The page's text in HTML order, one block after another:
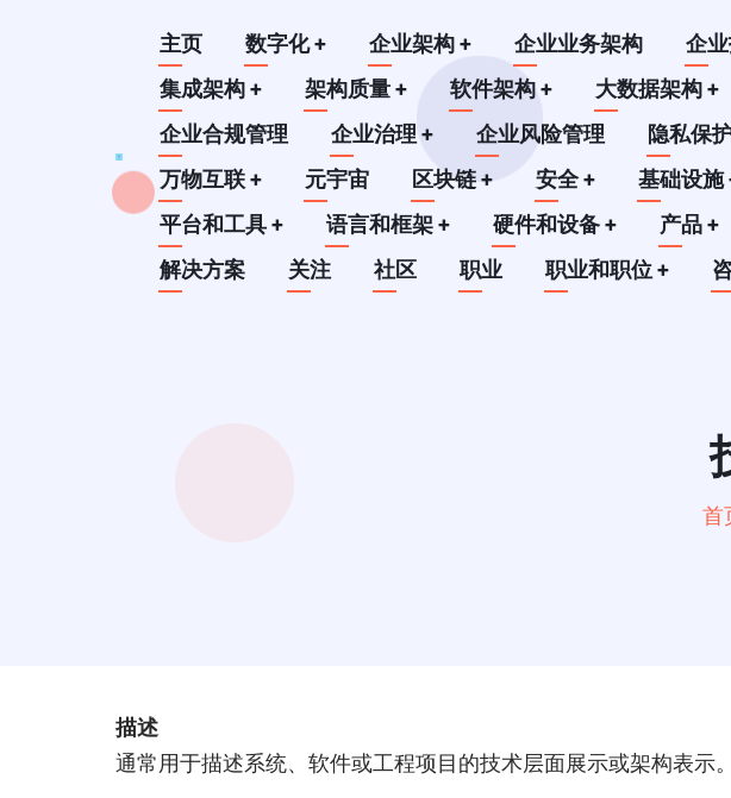
Main
navigation
主页 数字化+ 企业架构+ 企业业务架构 企
集成架构+ 架构质量+ 软件架构+ 大数据架构+
企业合规管理
企业治理+ 企业风险管理 隐私保
万物互联+ 元宇宙 区块链+ 安全+ 基础设施
平台和工具+ 语言和框架+ 硬件和设备+ 产品+
解决方案
关注 社区 职业 职业和职位+
首
描述
通常用于描述系统、软件或工程项目的技术层面展示或架构表示。